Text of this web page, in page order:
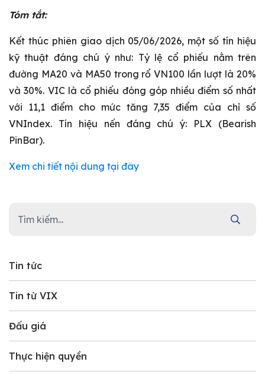
Tin tức
Tin từ VIX
Đấu giá
Thực hiện quyền
Tóm tắt:
Kết thúc phiên giao dịch 05/06/2026, một số tín hiệu
kỹ thuật đáng chú ý như: Tỷ lệ cổ phiếu nằm trên
đường MA20 và MA50 trong rổ VN100 lần lượt là 20%
và 30%. VIC là cổ phiếu đóng góp nhiều điểm số nhất
với 11,1 điểm cho mức tăng 7,35 điểm của chỉ số
VNIndex. Tín hiệu nến đáng chú ý: PLX (Bearish
PinBar).
Xem chi tiết nội dung tại đây